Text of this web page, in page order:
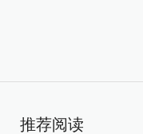
推荐阅读